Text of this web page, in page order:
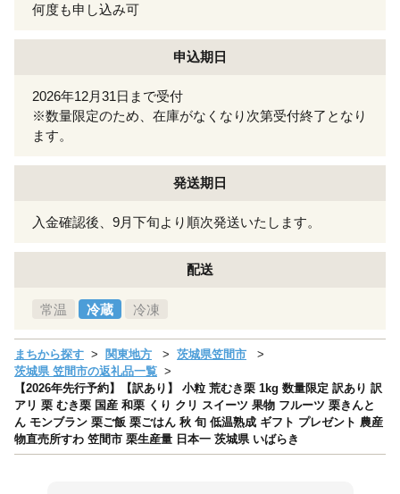
何度も申し込み可
申込期日
2026年12月31日まで受付
※数量限定のため、在庫がなくなり次第受付終了となり
ます。
発送期日
入金確認後、9月下旬より順次発送いたします。
配送
常温 冷蔵 冷凍
まちから探す 関東地方
茨城県笠間市
茨城県 笠間市の返礼品一覧
【2026年先行予約】【訳あり】 小粒 荒むき栗 1kg 数量限定 訳あり 訳
アリ 栗 むき栗 国産 和栗 くり クリ スイーツ 果物 フルーツ 栗きんと
ん モンブラン 栗ご飯 栗ごはん 秋 旬 低温熟成 ギフト プレゼント 農産
物直売所すわ 笠間市 栗生産量 日本一 茨城県 いばらき